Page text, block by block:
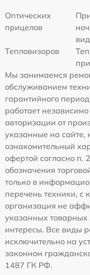
Оптических
прицелов
Тепловизоров
Мы занимаемся
обслуживанием
гарантийного
работает
авторизации от
указанные на сайте,
ознакомительный
офертой согласно п.
обозначения
только в
перечень техники, с
организация не
указанных товарных
интересы. Все виды
исключительно на
законном
1487 ГК РФ.